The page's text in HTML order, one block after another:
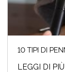
10 TIPI DI
LEGGI DI PIÙ